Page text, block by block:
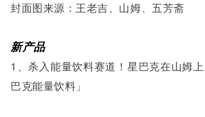
封面图来源：王老吉、山姆、五芳斋
新产品
1、杀入能量饮料赛道！星巴克在山姆
巴克能量饮料」